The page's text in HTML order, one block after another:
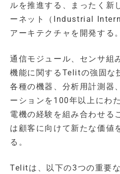
ルを推進する、まったく新
ーネット（Industrial
アーキテクチャを開発する。
通信モジュール、センサ組
機能に関するTelitの強固な
各種の機器、分析用計測器
ーションを100年以上にわ
電機の経験を組み合わせる
は顧客に向けて新たな価値
る。
Telitは、以下の3つの重要